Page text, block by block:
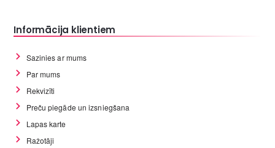
Informācija klientiem
Sazinies ar mums
Par mums
Rekvizīti
Preču piegāde un izsniegšana
Lapas karte
Ražotāji